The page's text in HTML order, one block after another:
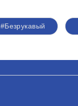
#Безрукавый